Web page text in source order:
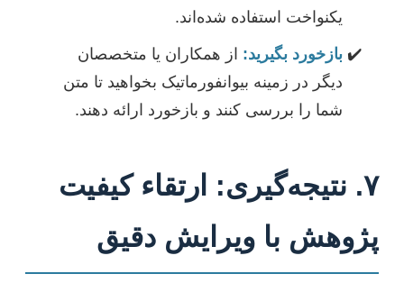
یکنواخت استفاده شده‌اند.
بازخورد بگیرید: از همکاران یا متخصصان
دیگر در زمینه بیوانفورماتیک بخواهید تا متن
شما را بررسی کنند و بازخورد ارائه دهند.
۷. نتیجه‌گیری: ارتقاء کیفیت
پژوهش با ویرایش دقیق